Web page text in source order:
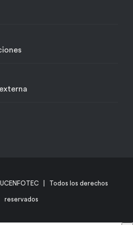
| Todos los derechos
reservados